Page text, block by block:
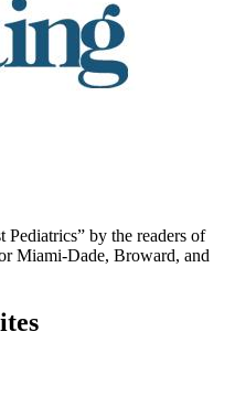
Pediatrics” by the readers of
Miami-Dade, Broward, and